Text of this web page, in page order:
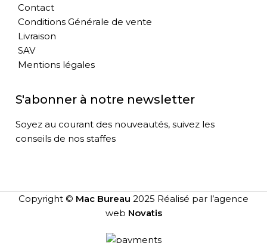
Contact
Conditions Générale de vente
Livraison
SAV
Mentions légales
S'abonner à notre newsletter
Soyez au courant des nouveautés, suivez les
conseils de nos staffes
Copyright © Mac Bureau 2025 Réalisé par l’agence
web Novatis